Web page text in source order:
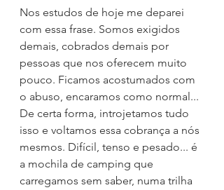
Nos estudos de hoje me deparei
com essa frase. Somos exigidos
demais, cobrados demais por
pessoas que nos oferecem muito
pouco. Ficamos acostumados com
o abuso, encaramos como normal...
De certa forma, introjetamos tudo
isso e voltamos essa cobrança a nós
mesmos. Difícil, tenso e pesado... é
a mochila de camping que
carregamos sem saber, numa trilha